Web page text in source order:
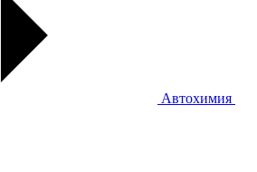
Автохимия